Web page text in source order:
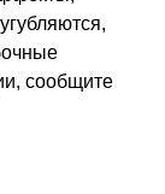
сообщите